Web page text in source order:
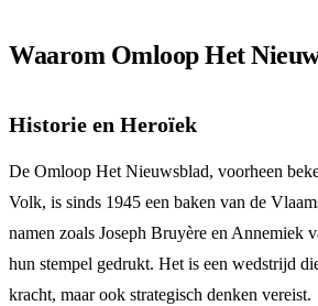
Waarom Omloop Het
Historie en Heroïek
De Omloop Het Nieuwsblad, voorheen
Volk, is sinds 1945 een baken van de
namen zoals Joseph Bruyère en Annemiek
hun stempel gedrukt. Het is een wedstrijd
kracht, maar ook strategisch denken vereist.